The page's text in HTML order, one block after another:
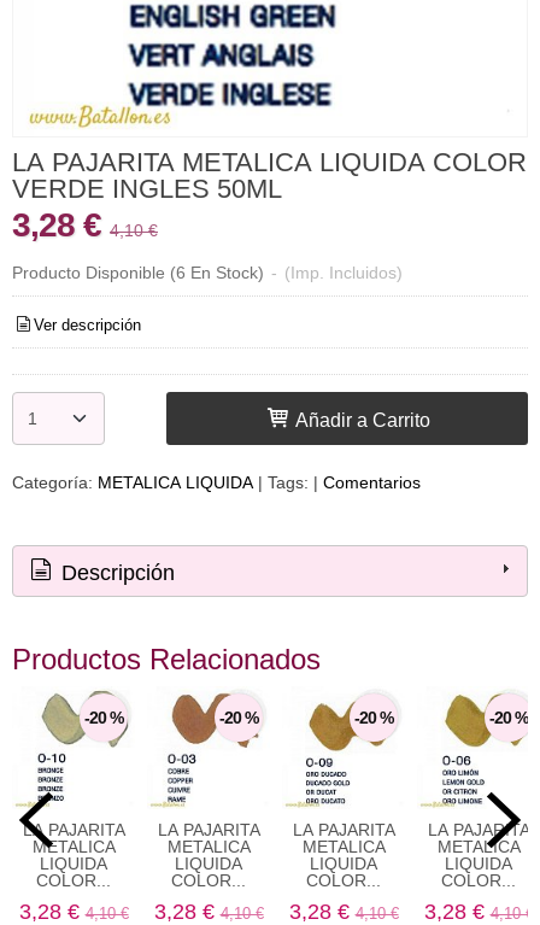
LA PAJARITA METALICA LIQUIDA COLOR
VERDE INGLES 50ML
3,28 € 4,10 €
Producto Disponible (6 En Stock) - (Imp. Incluidos)
Ver descripción
Añadir a Carrito
Categoría: METALICA LIQUIDA | Tags: | Comentarios
Descripción
Productos Relacionados
-20 %
LA PAJARITA
METALICA
LIQUIDA
COLOR...
3,28 €4,10 €
-20 %
LA PAJARITA
METALICA
LIQUIDA
COLOR...
3,28 €4,10 €
-20 %
LA PAJARITA
METALICA
LIQUIDA
COLOR...
3,28 €4,10 €
-20 %
LA PAJARITA
METALICA
LIQUIDA
COLOR...
3,28 €4,10 €